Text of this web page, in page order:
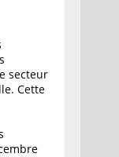
secteur
Cette